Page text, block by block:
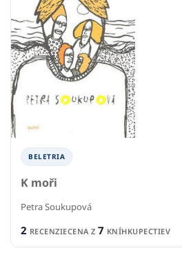
BELETRIA
K moři
Petra Soukupová
2 RECENZIECENA Z 7 KNÍHKUPECTIEV